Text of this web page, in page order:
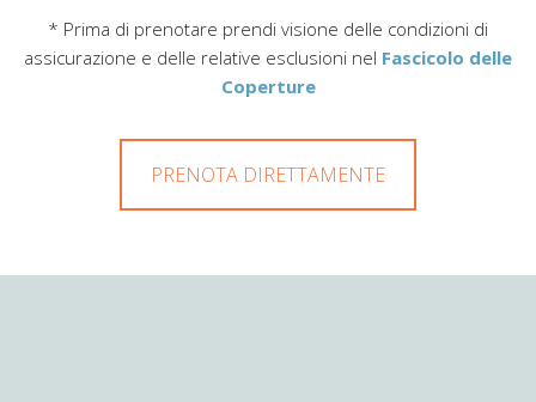
* Prima di prenotare prendi visione delle condizioni di
assicurazione e delle relative esclusioni nel Fascicolo delle
Coperture
PRENOTA DIRETTAMENTE